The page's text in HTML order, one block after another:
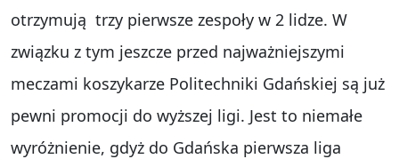
otrzymują trzy pierwsze zespoły w 2 lidze. W
związku z tym jeszcze przed najważniejszymi
meczami koszykarze Politechniki Gdańskiej są już
pewni promocji do wyższej ligi. Jest to niemałe
wyróżnienie, gdyż do Gdańska pierwsza liga